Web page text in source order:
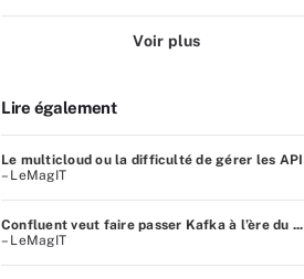
Voir plus
Lire également
Le multicloud ou la difficulté de gérer les API
– LeMagIT
Confluent veut faire passer Kafka à l’ère du ...
– LeMagIT